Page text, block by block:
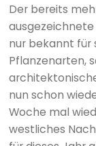
Der bereits
nur bekannt für
Pflanzenarten,
nun schon
Woche mal
westliches